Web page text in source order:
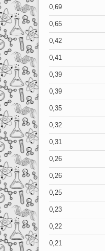
0,69
0,65
0,42
0,41
0,39
0,39
0,35
0,32
0,31
0,26
0,26
0,25
0,23
0,22
0,21